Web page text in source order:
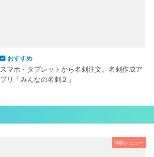
おすすめ
スマホ・タブレットから名刺注文。名刺作成ア
プリ「みんなの名刺２」
体験レビュー